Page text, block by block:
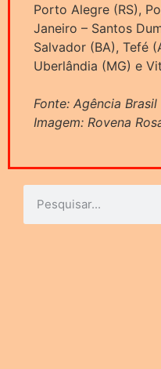
Porto Alegre (RS),
Janeiro – Santos
Salvador (BA), Tefé
Uberlândia (MG) e
Fonte: Agência Brasil
Imagem: Rovena